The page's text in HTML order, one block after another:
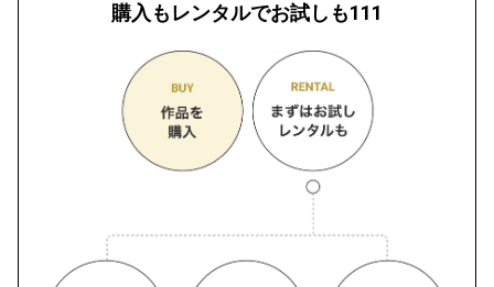
購入もレンタルでお試しも111